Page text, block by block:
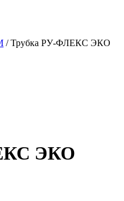
/ Трубка РУ-ФЛЕКС ЭКО
ЭКО